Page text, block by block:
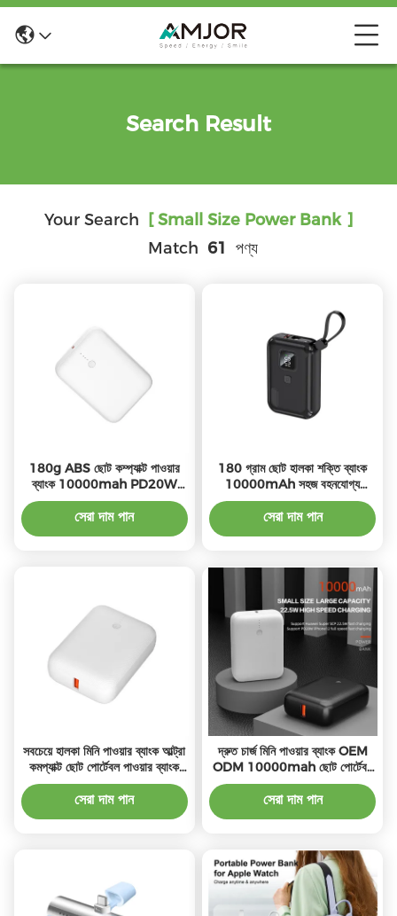
Search Result
Your Search [ Small Size Power Bank ]
Match 61 পণ্য
180g ABS ছোট কম্প্যাক্ট পাওয়ার
ব্যাংক 10000mah PD20W
আউটপুট সহ
সেরা দাম পান
180 গ্রাম ছোট হালকা শক্তি ব্যাংক
10000mAh সহজ বহনযোগ্য
21700 ব্যাটারি প্রকার
সেরা দাম পান
সবচেয়ে হালকা মিনি পাওয়ার ব্যাংক আল্ট্রা
কমপ্যাক্ট ছোট পোর্টেবল পাওয়ার ব্যাংক
10000mAh
সেরা দাম পান
দ্রুত চার্জ মিনি পাওয়ার ব্যাংক OEM
ODM 10000mah ছোট পোর্টেবল
পাওয়ার ব্যাংক
সেরা দাম পান